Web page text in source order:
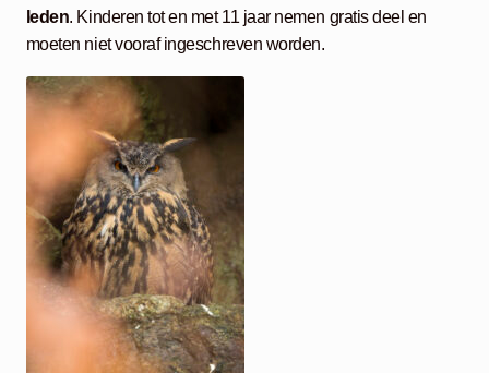
leden. Kinderen tot en met 11 jaar nemen gratis deel en
moeten niet vooraf ingeschreven worden.